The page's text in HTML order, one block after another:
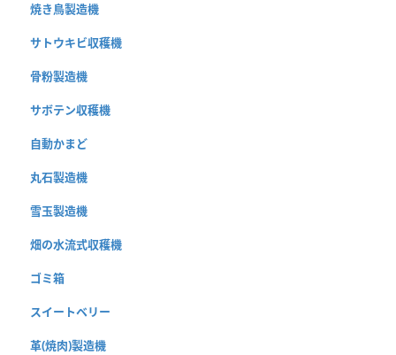
焼き鳥製造機
サトウキビ収穫機
骨粉製造機
サボテン収穫機
自動かまど
丸石製造機
雪玉製造機
畑の水流式収穫機
ゴミ箱
スイートベリー
革(焼肉)製造機